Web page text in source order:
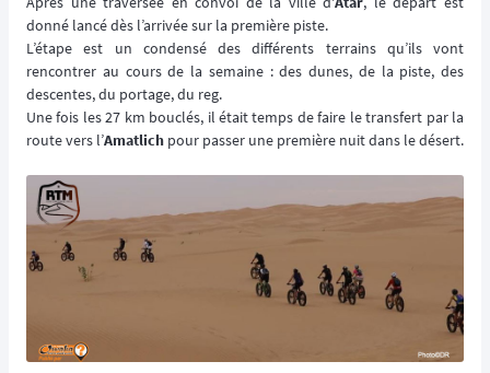
donné lancé dès l’arrivée sur la première piste.
L’étape est un condensé des différents terrains qu’ils vont
rencontrer au cours de la semaine : des dunes, de la piste, des
descentes, du portage, du reg.
Une fois les 27 km bouclés, il était temps de faire le transfert par la
route vers l’Amatlich pour passer une première nuit dans le désert.